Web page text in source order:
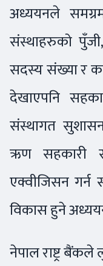
अध्ययनले
संस्थाहरुको
सदस्य संख्या र
देखाएपनि
संस्थागत
ऋण सहकारी
एक्वीजिसन गर्न
विकास हुने
नेपाल राष्ट्र